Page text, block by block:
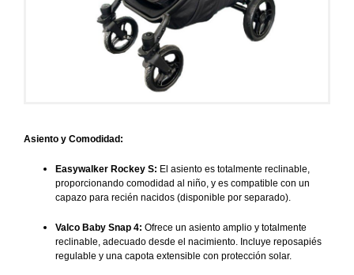
Asiento y Comodidad:
Easywalker Rockey S: El asiento es totalmente reclinable,
proporcionando comodidad al niño, y es compatible con un
capazo para recién nacidos (disponible por separado).
Valco Baby Snap 4: Ofrece un asiento amplio y totalmente
reclinable, adecuado desde el nacimiento. Incluye reposapiés
regulable y una capota extensible con protección solar.